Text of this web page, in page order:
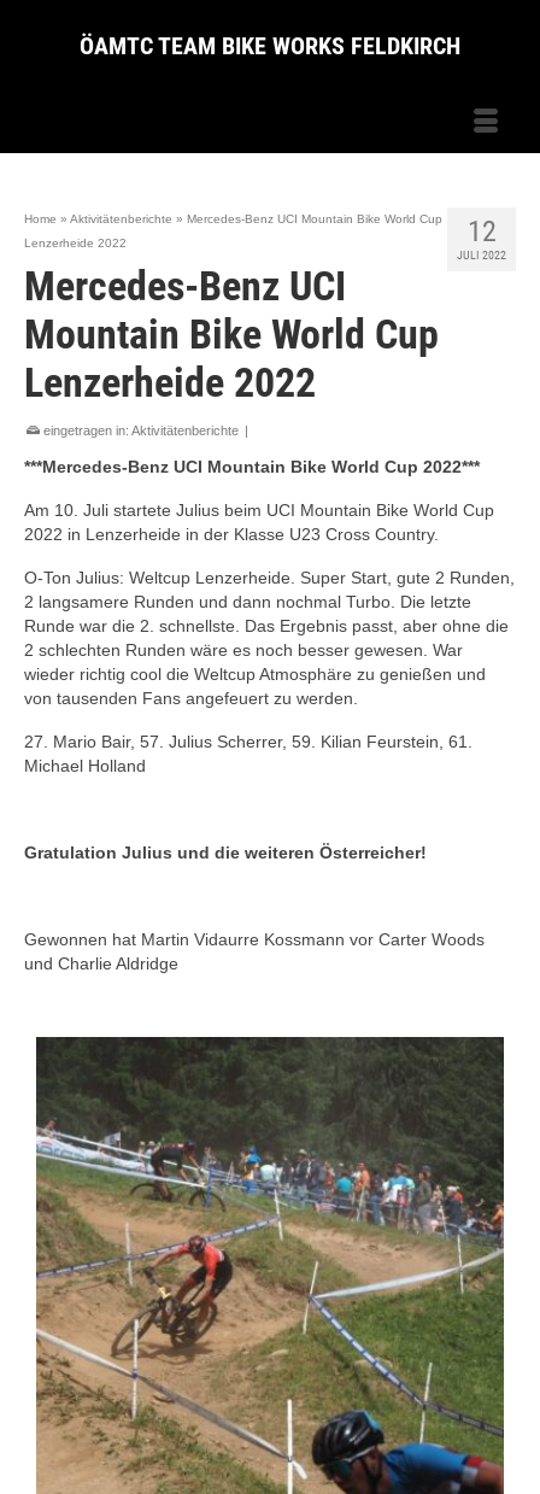
ÖAMTC TEAM BIKE WORKS FELDKIRCH
12
JULI 2022
Home » Aktivitätenberichte » Mercedes-Benz UCI Mountain Bike World Cup
Lenzerheide 2022
Mercedes-Benz UCI
Mountain Bike World Cup
Lenzerheide 2022
eingetragen in: Aktivitätenberichte |
***Mercedes-Benz UCI Mountain Bike World Cup 2022***
Am 10. Juli startete Julius beim UCI Mountain Bike World Cup
2022 in Lenzerheide in der Klasse U23 Cross Country.
O-Ton Julius: Weltcup Lenzerheide. Super Start, gute 2 Runden,
2 langsamere Runden und dann nochmal Turbo. Die letzte
Runde war die 2. schnellste. Das Ergebnis passt, aber ohne die
2 schlechten Runden wäre es noch besser gewesen. War
wieder richtig cool die Weltcup Atmosphäre zu genießen und
von tausenden Fans angefeuert zu werden.
27. Mario Bair, 57. Julius Scherrer, 59. Kilian Feurstein, 61.
Michael Holland
Gratulation Julius und die weiteren Österreicher!
Gewonnen hat Martin Vidaurre Kossmann vor Carter Woods
und Charlie Aldridge